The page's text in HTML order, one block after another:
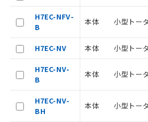
H7EC-NFV-
B
本体 小型トー
H7EC-NV 本体 小型トー
H7EC-NV-
B
本体 小型トー
H7EC-NV-
BH
本体 小型トー
ご利用条件
以下の条件をお読みいただき、
ご利用ください。
本サービスは、当社制御機